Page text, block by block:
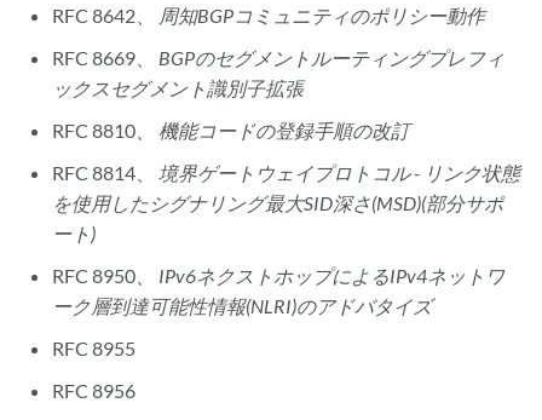
RFC 8642、 周知BGPコミュニティのポリシー動作
RFC 8669、 BGPのセグメントルーティングプレフィ
ックスセグメント識別子拡張
RFC 8810、機能コードの登録手順の改訂
RFC 8814、境界ゲートウェイプロトコル - リンク状態
を使用したシグナリング最大SID深さ(MSD)(部分サポ
ート)
RFC 8950、 IPv6ネクストホップによるIPv4ネットワ
ーク層到達可能性情報(NLRI)のアドバタイズ
RFC 8955
RFC 8956